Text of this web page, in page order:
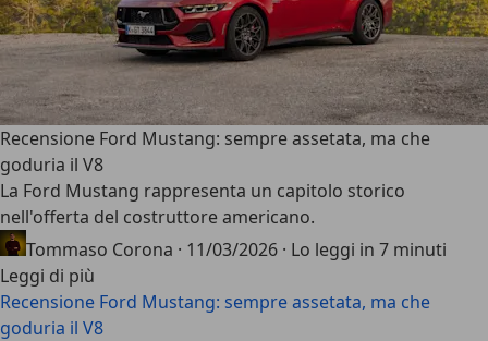
Recensione Ford Mustang: sempre assetata, ma che
goduria il V8
La Ford Mustang rappresenta un capitolo storico
nell'offerta del costruttore americano.
Tommaso Corona · 11/03/2026 · Lo leggi in 7 minuti
Leggi di più
Recensione Ford Mustang: sempre assetata, ma che
goduria il V8